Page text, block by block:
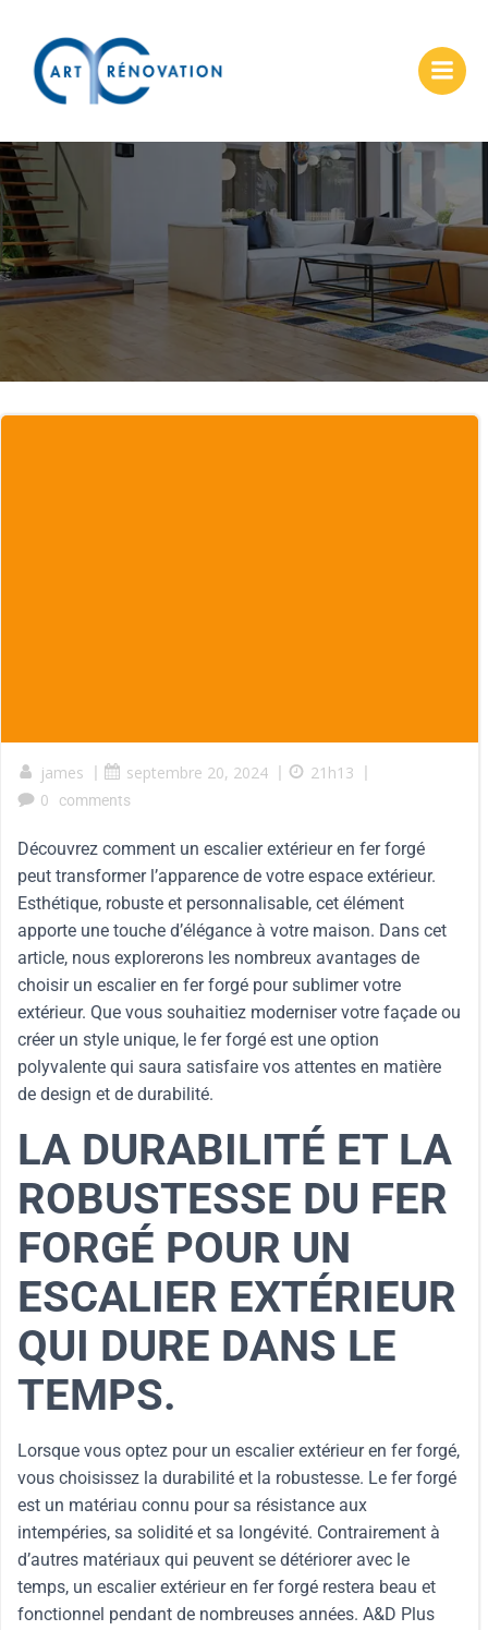
james | septembre 20, 2024 | 21h13 |
0
comments
Découvrez comment un escalier extérieur en fer forgé
peut transformer l’apparence de votre espace extérieur.
Esthétique, robuste et personnalisable, cet élément
apporte une touche d’élégance à votre maison. Dans cet
article, nous explorerons les nombreux avantages de
choisir un escalier en fer forgé pour sublimer votre
extérieur. Que vous souhaitiez moderniser votre façade ou
créer un style unique, le fer forgé est une option
polyvalente qui saura satisfaire vos attentes en matière
de design et de durabilité.
LA DURABILITÉ ET LA
ROBUSTESSE DU FER
FORGÉ POUR UN
ESCALIER EXTÉRIEUR
QUI DURE DANS LE
TEMPS.
Lorsque vous optez pour un escalier extérieur en fer forgé,
vous choisissez la durabilité et la robustesse. Le fer forgé
est un matériau connu pour sa résistance aux
intempéries, sa solidité et sa longévité. Contrairement à
d’autres matériaux qui peuvent se détériorer avec le
temps, un escalier extérieur en fer forgé restera beau et
fonctionnel pendant de nombreuses années. A&D Plus